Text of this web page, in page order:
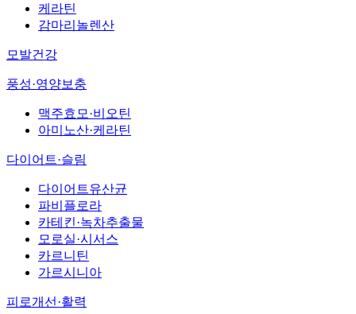
케라틴
감마리놀렌산
모발건강
풍성·영양보충
맥주효모·비오틴
아미노산·케라틴
다이어트·슬림
다이어트유산균
파비플로라
카테킨·녹차추출물
모로실·시서스
카르니틴
가르시니아
피로개선·활력